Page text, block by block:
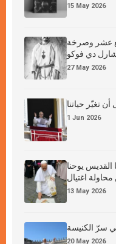
15 May 2026
عشر وصرخة
دي فوكو
27 May 2026
أن تغيّر حياتنا
1 Jun 2026
القديس يوحنا
اغتيال
13 May 2026
في سرّ الكنيسة
20 May 2026